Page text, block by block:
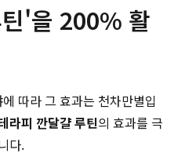
'을 200% 활
따라 그 효과는 천차만별입
라피 깐달걀 루틴의 효과를 극
다.